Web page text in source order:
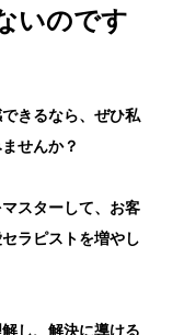
いのです
きるなら、ぜひ私
せんか？
スターして、お客
ラピストを増やし
し、解決に導ける